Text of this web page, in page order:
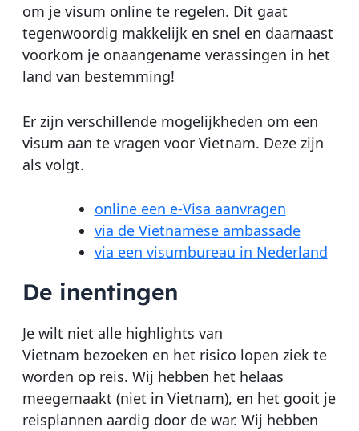
om je visum online te regelen. Dit gaat
tegenwoordig makkelijk en snel en daarnaast
voorkom je onaangename verassingen in het
land van bestemming!
Er zijn verschillende mogelijkheden om een
visum aan te vragen voor Vietnam. Deze zijn
als volgt.
online een e-Visa aanvragen
via de Vietnamese ambassade
via een visumbureau in Nederland
De inentingen
Je wilt niet alle highlights van
Vietnam bezoeken en het risico lopen ziek te
worden op reis. Wij hebben het helaas
meegemaakt (niet in Vietnam), en het gooit je
reisplannen aardig door de war. Wij hebben